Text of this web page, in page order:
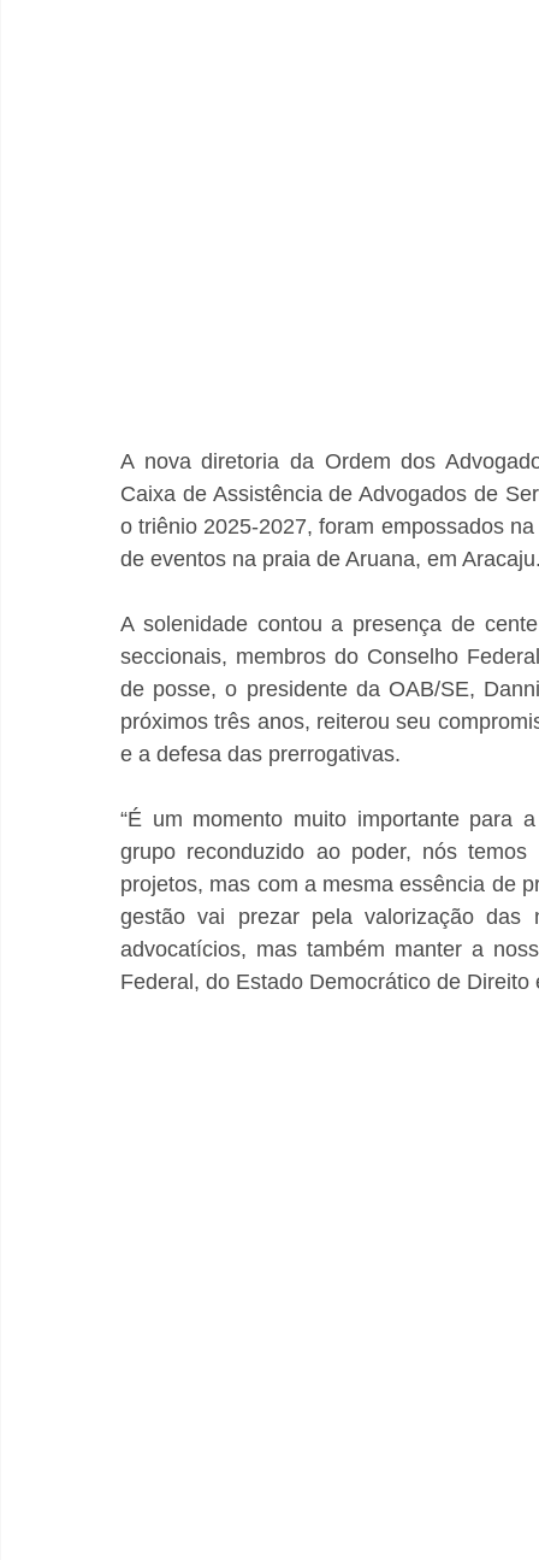
A nova diretoria da Ordem dos
Caixa de Assistência de Advogados de
o triênio 2025-2027, foram empossados
de eventos na praia de Aruana, em
A solenidade contou a presença de
seccionais, membros do Conselho
de posse, o presidente da OAB/SE,
próximos três anos, reiterou seu
e a defesa das prerrogativas.
“É um momento muito importante para
grupo reconduzido ao poder, nós
projetos, mas com a mesma essência de
gestão vai prezar pela valorização das
advocatícios, mas também manter a
Federal, do Estado Democrático de Direito